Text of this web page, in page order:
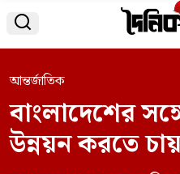

আন্তর্জাতিক
বাংলাদেশের
উন্নয়ন করতে